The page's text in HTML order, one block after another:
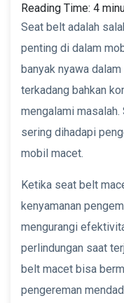
Reading Time: 4
Seat belt adalah
penting di dalam
banyak nyawa
terkadang bahkan
mengalami masalah.
sering dihadapi
mobil macet.
Ketika seat belt
kenyamanan
mengurangi
perlindungan saat
belt macet bisa
pengereman